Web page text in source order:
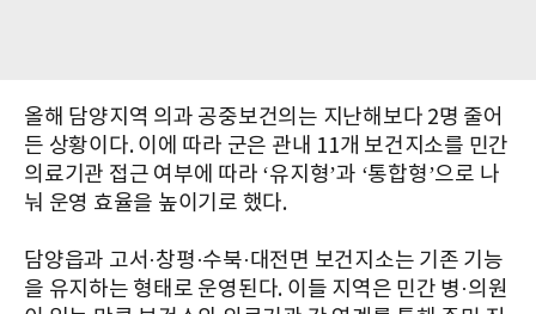
올해 담양지역 의과 공중보건의는 지난해보다 2명 줄어
든 상황이다. 이에 따라 군은 관내 11개 보건지소를 민간
의료기관 접근 여부에 따라 ‘유지형’과 ‘통합형’으로 나
눠 운영 효율을 높이기로 했다.
담양읍과 고서·창평·수북·대전면 보건지소는 기존 기능
을 유지하는 형태로 운영된다. 이들 지역은 민간 병·의원